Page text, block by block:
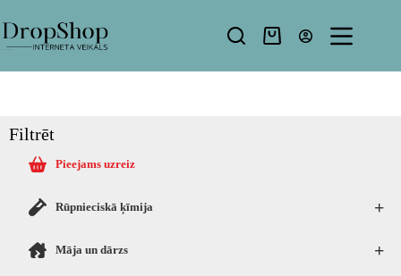
Filtrēt
Pieejams uzreiz
+
Rūpnieciskā ķīmija
+
Māja un dārzs